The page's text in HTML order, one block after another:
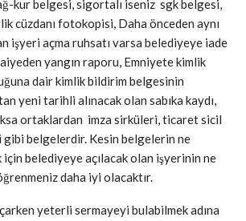
kur belgesi, sigortalı iseniz sgk belgesi,
cüzdanı fotokopisi, Daha önceden aynı
işyeri açma ruhsatı varsa belediyeye iade
yangın raporu, Emniyete kimlik
dair kimlik bildirim belgesinin
yeni tarihli alınacak olan sabıka kaydı,
ortaklardan imza sirküleri, ticaret sicil
belgelerdir. Kesin belgelerin ne
belediyeye açılacak olan işyerinin ne
daha iyi olacaktır.
yeterli sermayeyi bulabilmek adına